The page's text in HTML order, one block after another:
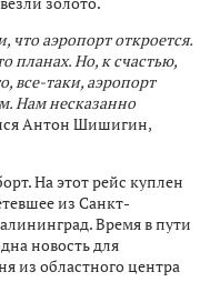
что аэропорт откроется.
планах. Но, к счастью,
все-таки, аэропорт
Нам несказанно
Антон Шишигин,
На этот рейс куплен
из Санкт-
Время в пути
новость для
из областного центра